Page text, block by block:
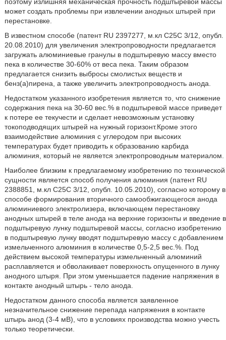
может создать проблемы при извлечении анодных штырей при
перестановке.
В известном способе (патент RU 2397277, м.кл С25С 3/12, опубл.
20.08.2010) для увеличения электропроводности предлагается
загружать алюминиевые гранулы в подштыревую массу вместо
пека в количестве 30-60% от веса пека. Таким образом
предлагается снизить выбросы смолистых веществ и
бенз(а)пирена, а также увеличить электропроводность анода.
Недостатком указанного изобретения является то, что снижение
содержания пека на 30-60 вес.% в подштыревой массе приведет
к потере ее текучести и сделает невозможным установку
токоподводящих штырей на нужный горизонт.Кроме этого
взаимодействие алюминия с углеродом при высоких
температурах будет приводить к образованию карбида
алюминия, который не является электропроводным материалом.
Наиболее близким к предлагаемому изобретению по технической
сущности является способ получения алюминия (патент RU
2388851, м.кл С25С 3/12, опубл. 10.05.2010), согласно которому в
способе формирования вторичного самообжигающегося анода
алюминиевого электролизера, включающем перестановку
анодных штырей в теле анода на верхние горизонты и введение в
подштыревую лунку подштыревой массы, согласно изобретению
в подштыревую лунку вводят подштыревую массу с добавлением
измельченного алюминия в количестве 0,5-2,5 вес.%. Под
действием высокой температуры измельченный алюминий
расплавляется и обволакивает поверхность опущенного в лунку
анодного штыря. При этом уменьшается падение напряжения в
контакте анодный штырь - тело анода.
Недостатком данного способа является заявленное
незначительное снижение перепада напряжения в контакте
штырь анод (3-4 мВ), что в условиях производства можно учесть
только теоретически.